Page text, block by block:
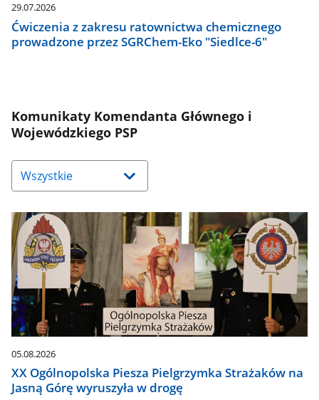
29.07.2026
Ćwiczenia z zakresu ratownictwa chemicznego
prowadzone przez SGRChem-Eko "Siedlce-6"
Komunikaty Komendanta Głównego i
Wojewódzkiego PSP
Naciśnij
strzałkę
w
dół,
aby
wybrać
odpowiednią
pozycję.
Dane
zaktualizują
się
automatycznie.
05.08.2026
XX Ogólnopolska Piesza Pielgrzymka Strażaków na
Jasną Górę wyruszyła w drogę